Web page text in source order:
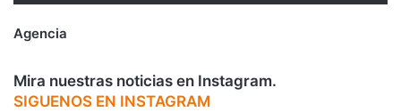
Agencia
Mira nuestras noticias en Instagram.
SIGUENOS EN INSTAGRAM